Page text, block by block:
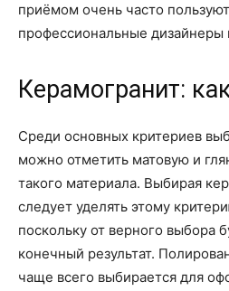
приёмом очень часто
профессиональные
Керамогранит:
Среди основных критериев
можно отметить матовую и
такого материала. Выбирая
следует уделять этому
поскольку от верного выбора
конечный результат.
чаще всего выбирается для